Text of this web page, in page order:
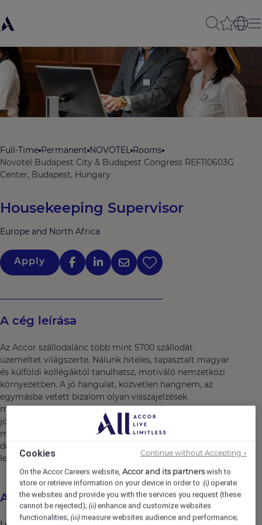
Full-Time Permanent NOVOTEL Rooms
Novotel Budapest City & Budapest Congress
Center, Budapest, Hungary
REF110603G
Housekeeping Supervisor
Europe and North Africa
Apply
A cég leírása
Az Accor szállodalánc több mint 5700 szállodát
üzemeltet világszerte. Nálunk hiteles, tapasztalt magyar
és külföldi kollégáktól tanulhatsz, motiváló nemzetközi
környezetben. A jó hangulat, közvetlen hangnem, az
egymásba vetett bizalom olyan visszajelzések
munkatársainktól, amelyekre biztosan Te is vágysz, ha a
jövőbeli munkahelyedre gondolsz. Hisszük, hogy nálunk
megtalálod a helyed, és azt is, hogy veled együtt nagy
dolgokat viszünk majd véghez! Várjuk jelentkezésed,
legyél Te is részese szenvedélyünknek!​
Az állás leírása
Cookies
On the Accor Careers website,Accor and its partnerswish to
store or retrieve information on your device in order to :(i) operate
the websites and provide you with the services you request (these
cannot be rejected);(ii) enhance and customize websites
functionalities;(iii) measure websites audience and performance;
Continue without Accepting →